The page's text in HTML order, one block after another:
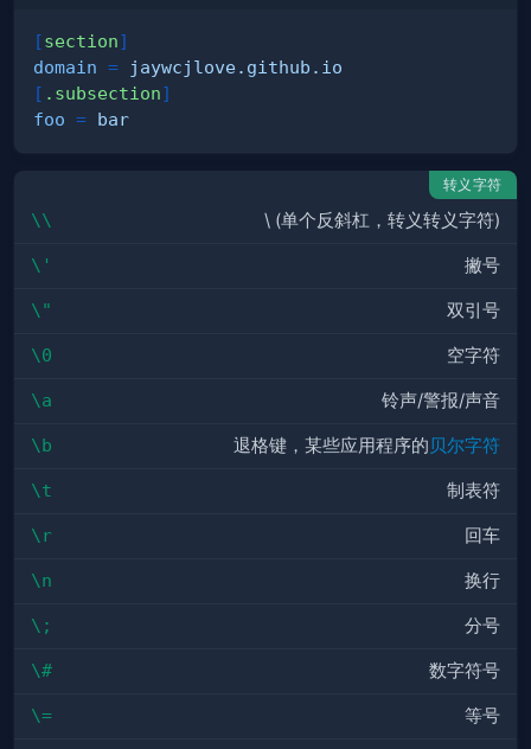
[section]
domain =
jaywcjlove.github.io
[ .subsection]
foo = bar
转义字符
\\ \ (单个反斜杠，转义转义字符)
\' 撇号
\" 双引号
\0 空字符
\a 铃声/警报/声音
\b 退格键，某些应用程序的贝尔字符
\t 制表符
\r 回车
\n 换行
\; 分号
\# 数字符号
\= 等号